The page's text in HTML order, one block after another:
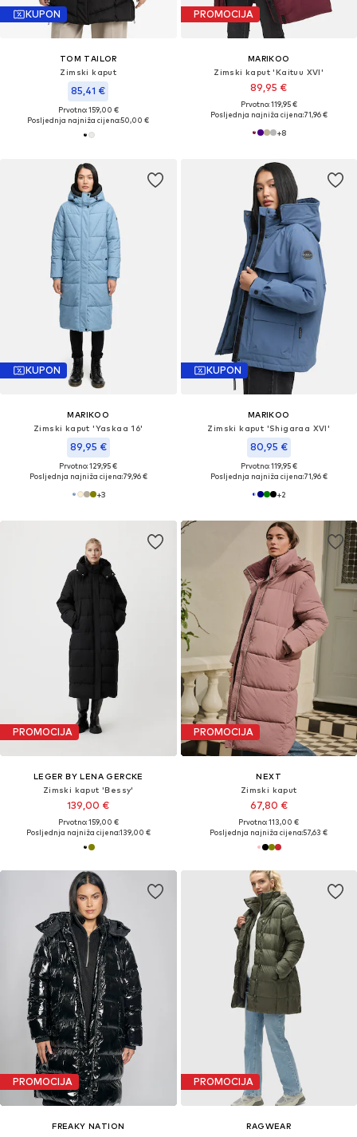
KUPON
TOM TAILOR
Zimski kaput
85,41 €
Prvotno: 159,00 €
Posljednja najniža cijena:50,00 €
PROMOCIJA
MARIKOO
Zimski kaput 'Kaituu XVI'
89,95 €
Prvotno: 119,95 €
Posljednja najniža cijena:71,96 €
+8
KUPON
MARIKOO
Zimski kaput 'Yaskaa 16'
89,95 €
Prvotno: 129,95 €
Posljednja najniža cijena:79,96 €
+3
KUPON
MARIKOO
Zimski kaput 'Shigaraa XVI'
80,95 €
Prvotno: 119,95 €
Posljednja najniža cijena:71,96 €
+2
PROMOCIJA
LEGER BY LENA GERCKE
Zimski kaput 'Bessy'
139,00 €
Prvotno: 159,00 €
Posljednja najniža cijena:139,00 €
PROMOCIJA
NEXT
Zimski kaput
67,80 €
Prvotno: 113,00 €
Posljednja najniža cijena:57,63 €
PROMOCIJA
FREAKY NATION
PROMOCIJA
RAGWEAR